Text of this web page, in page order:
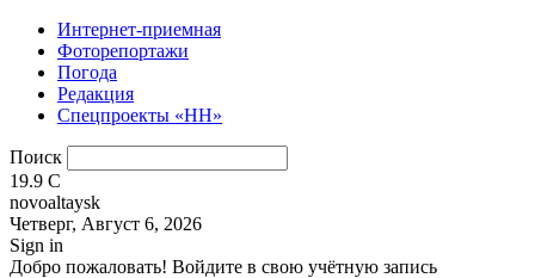
Интернет-приемная
Фоторепортажи
Погода
Редакция
Спецпроекты «НН»
Поиск
19.9 C
novoaltaysk
Четверг, Август 6, 2026
Sign in
Добро пожаловать! Войдите в свою учётную запись